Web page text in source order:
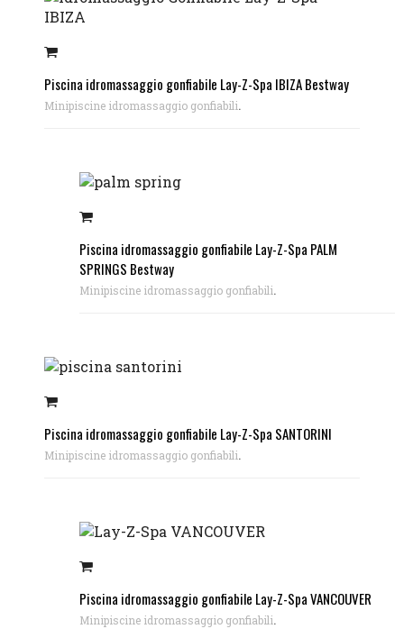
Piscina idromassaggio gonfiabile Lay-Z-Spa IBIZA Bestway
Minipiscine idromassaggio gonfiabili.
Piscina idromassaggio gonfiabile Lay-Z-Spa PALM
SPRINGS Bestway
Minipiscine idromassaggio gonfiabili.
Piscina idromassaggio gonfiabile Lay-Z-Spa SANTORINI
Minipiscine idromassaggio gonfiabili.
Piscina idromassaggio gonfiabile Lay-Z-Spa VANCOUVER
Minipiscine idromassaggio gonfiabili.